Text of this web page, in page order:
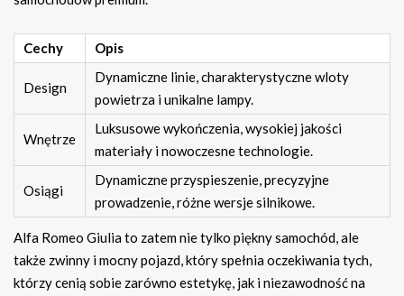
Cechy Opis
Design
Dynamiczne linie, charakterystyczne wloty
powietrza i unikalne lampy.
Wnętrze
Luksusowe wykończenia, wysokiej jakości
materiały i nowoczesne technologie.
Osiągi
Dynamiczne przyspieszenie, precyzyjne
prowadzenie, różne wersje silnikowe.
Alfa Romeo Giulia to zatem nie tylko piękny samochód, ale
także zwinny i mocny pojazd, który spełnia oczekiwania tych,
którzy cenią sobie zarówno estetykę, jak i niezawodność na